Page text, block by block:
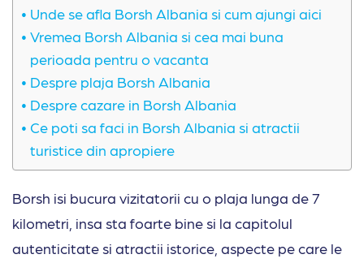
Unde se afla Borsh Albania si cum ajungi aici
Vremea Borsh Albania si cea mai buna
perioada pentru o vacanta
Despre plaja Borsh Albania
Despre cazare in Borsh Albania
Ce poti sa faci in Borsh Albania si atractii
turistice din apropiere
Borsh isi bucura vizitatorii cu o plaja lunga de 7
kilometri, insa sta foarte bine si la capitolul
autenticitate si atractii istorice, aspecte pe care le